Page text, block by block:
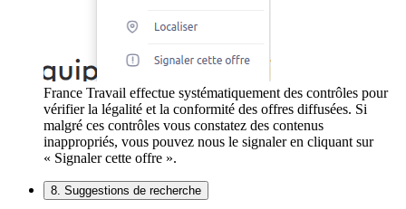
France Travail effectue systématiquement des contrôles pour
vérifier la légalité et la conformité des offres diffusées. Si
malgré ces contrôles vous constatez des contenus
inappropriés, vous pouvez nous le signaler en cliquant sur
« Signaler cette offre ».
8. Suggestions de recherche